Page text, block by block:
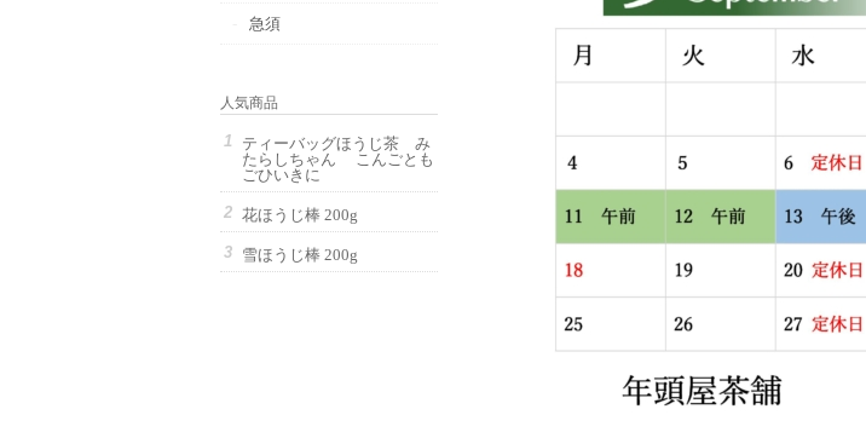
急須
人気商品
ティーバッグほうじ茶 み
たらしちゃん こんごとも
ごひいきに
花ほうじ棒 200g
雪ほうじ棒 200g